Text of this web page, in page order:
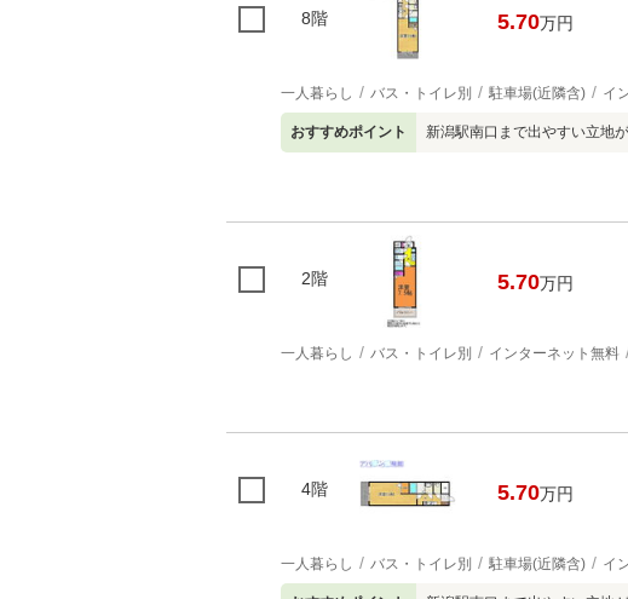
8階 5.70万円
一人暮らし バス・トイレ別 駐車場(近隣含) イ
おすすめポイント 新潟駅南口まで出やすい立地
2階 5.70万円
一人暮らし バス・トイレ別 インターネット無料
4階 5.70万円
一人暮らし バス・トイレ別 駐車場(近隣含) イ